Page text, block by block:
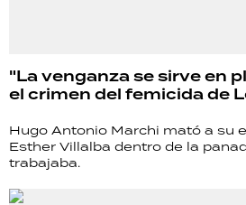
"La venganza se sirve en
el crimen del femicida de
Hugo Antonio Marchi mató a su
Esther Villalba dentro de la
trabajaba.